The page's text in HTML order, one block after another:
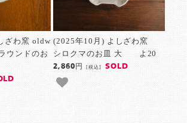
ざわ窯 oldw
ウンドのお
(2025年10月) よしざわ窯
シロクマのお皿 大 よ20
2,860円 [税込] SOLD